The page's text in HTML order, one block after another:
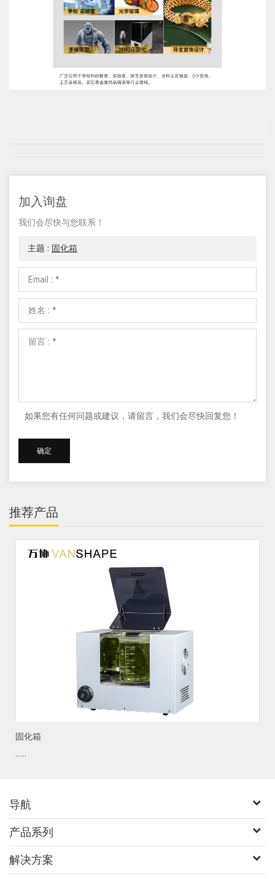
加入询盘
我们会尽快与您联系！
主题 : 固化箱
如果您有任何问题或建议，请留言，我们会尽快回复您！
推荐产品
固化箱
......
导航
产品系列
解决方案